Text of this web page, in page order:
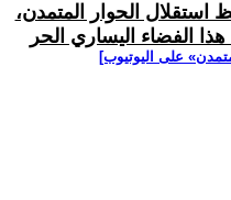
استقلال الحوار المتمدن،
الفضاء اليساري الحر
على اليوتيوب]